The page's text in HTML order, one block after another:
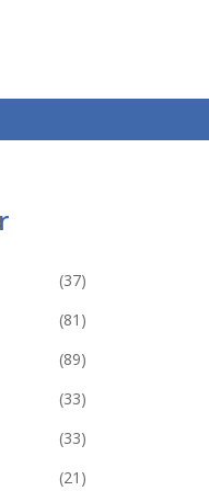
(37)
(81)
(89)
(33)
(33)
(21)